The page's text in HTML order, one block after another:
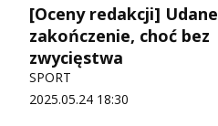
[Oceny redakcji] Udane
zakończenie, choć bez
zwycięstwa
SPORT
2025.05.24 18:30